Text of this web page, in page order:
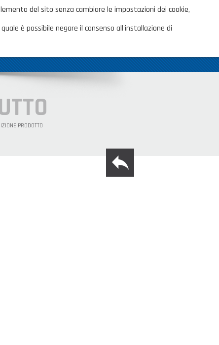
AREA CLIENTI
PRODOTTO
del sito senza cambiare le impostazioni dei cookie,
è possibile negare il consenso all'installazione di